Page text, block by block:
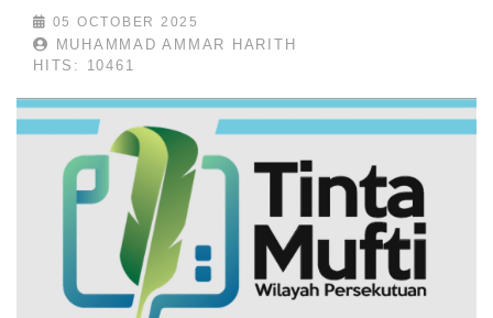
05 OCTOBER 2025
MUHAMMAD AMMAR HARITH
HITS: 10461